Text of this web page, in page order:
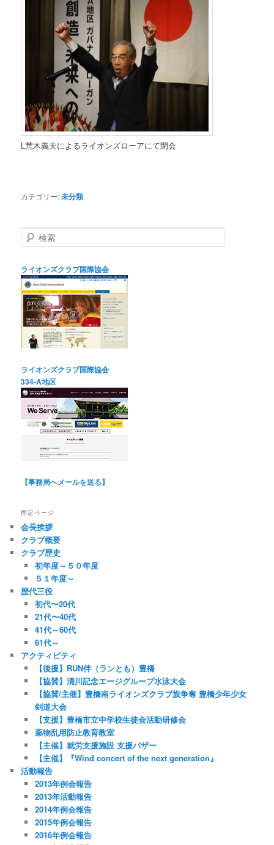
L荒木義夫によるライオンズローアにて閉会
カテゴリー:未分類
検
索
ライオンズクラブ国際協会
ライオンズクラブ国際協会
334-A地区
【事務局へメールを送る】
固定ページ
会長挨拶
クラブ概要
クラブ歴史
初年度～５０年度
５１年度～
歴代三役
初代〜20代
21代〜40代
41代～60代
61代～
アクティビティ
【後援】RUN伴（ランとも）豊橋
【協賛】清川記念エージグループ水泳大会
【協賛/主催】豊橋南ライオンズクラブ旗争奪 豊橋少年少女
剣道大会
【支援】豊橋市立中学校生徒会活動研修会
薬物乱用防止教育教室
【主催】就労支援施設 支援バザー
【主催】『Wind concert of the next generation』
活動報告
2013年例会報告
2013年活動報告
2014年例会報告
2015年例会報告
2016年例会報告